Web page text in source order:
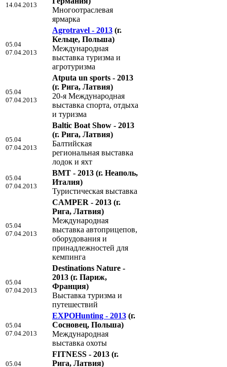
14.04.2013
Многоотраслевая
ярмарка
05.04
07.04.2013
Agrotravel - 2013 (г.
Кельце, Польша)
Международная
выставка туризма и
агротуризма
05.04
07.04.2013
Atputa un sports - 2013
(г. Рига, Латвия)
20-я Международная
выставка спорта, отдыха
и туризма
05.04
07.04.2013
Baltic Boat Show - 2013
(г. Рига, Латвия)
Балтийская
региональная выставка
лодок и яхт
05.04
07.04.2013
BMT - 2013 (г. Неаполь,
Италия)
Туристическая выставка
05.04
07.04.2013
CAMPER - 2013 (г.
Рига, Латвия)
Международная
выставка автоприцепов,
оборудования и
принадлежностей для
кемпинга
05.04
07.04.2013
Destinations Nature -
2013 (г. Париж,
Франция)
Выставка туризма и
путешествий
05.04
07.04.2013
EXPOHunting - 2013 (г.
Сосновец, Польша)
Международная
выставка охоты
05.04
FITNESS - 2013 (г.
Рига, Латвия)